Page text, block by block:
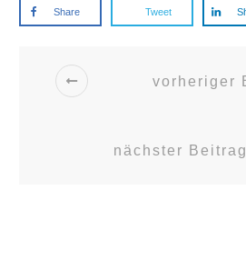
Share Tweet
vorheriger
nächster Beitrag